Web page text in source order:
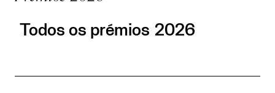
Todos os prémios 2026